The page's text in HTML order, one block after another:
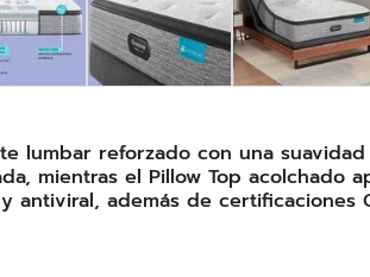
lumbar reforzado con una
mientras el Pillow Top
además de certificaciones